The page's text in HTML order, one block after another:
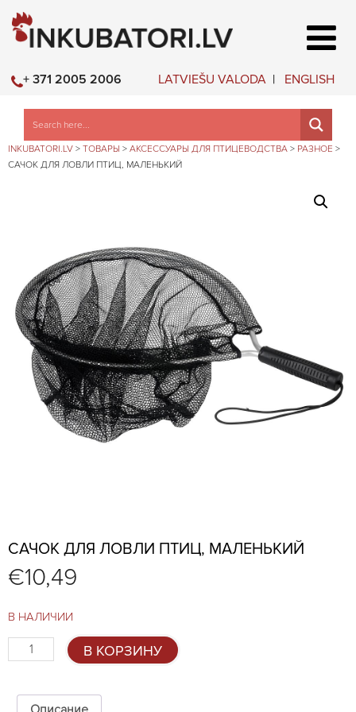
LATVIEŠU VALODA ENGLISH
+ 371 2005 2006
INKUBATORI.LV > ТОВАРЫ > АКСЕССУАРЫ ДЛЯ ПТИЦЕВОДСТВА > РАЗНОЕ >
САЧОК ДЛЯ ЛОВЛИ ПТИЦ, МАЛЕНЬКИЙ
САЧОК ДЛЯ ЛОВЛИ ПТИЦ, МАЛЕНЬКИЙ
€10,49
В НАЛИЧИИ
Количество
товара
для
ловли
В КОРЗИНУ